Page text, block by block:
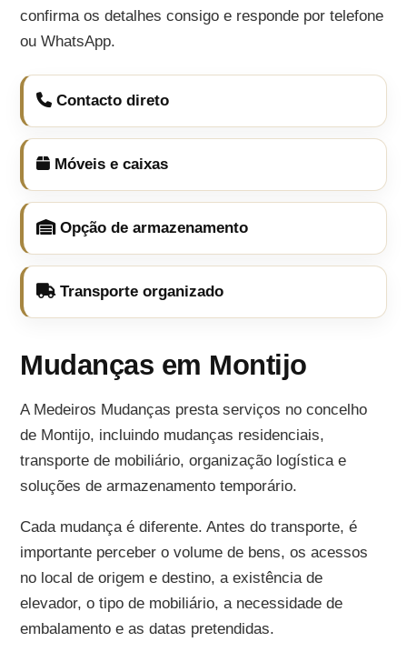
confirma os detalhes consigo e responde por telefone
ou WhatsApp.
Contacto direto
Móveis e caixas
Opção de armazenamento
Transporte organizado
Mudanças em Montijo
A Medeiros Mudanças presta serviços no concelho
de Montijo, incluindo mudanças residenciais,
transporte de mobiliário, organização logística e
soluções de armazenamento temporário.
Cada mudança é diferente. Antes do transporte, é
importante perceber o volume de bens, os acessos
no local de origem e destino, a existência de
elevador, o tipo de mobiliário, a necessidade de
embalamento e as datas pretendidas.